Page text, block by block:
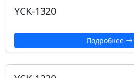
YCK-1320
Подробнее